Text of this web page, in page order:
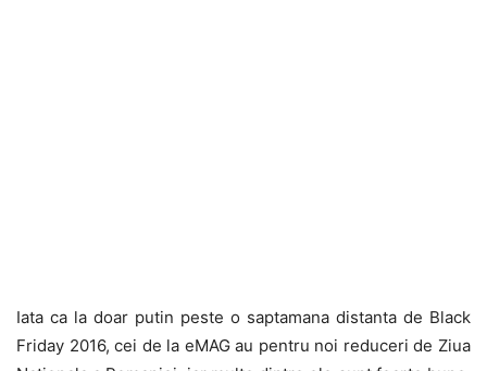
Iata ca la doar putin peste o saptamana distanta de Black
Friday 2016, cei de la eMAG au pentru noi reduceri de Ziua